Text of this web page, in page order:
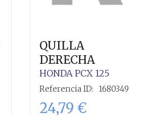
QUILLA
DERECHA
HONDAPCX 125
Referencia ID: 1680349
24,79 €